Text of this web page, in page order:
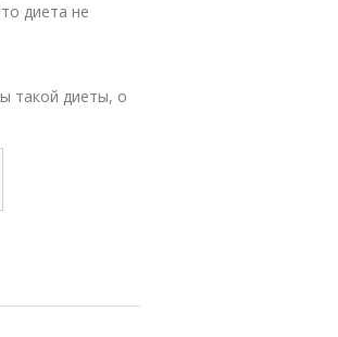
диета не
такой диеты, о